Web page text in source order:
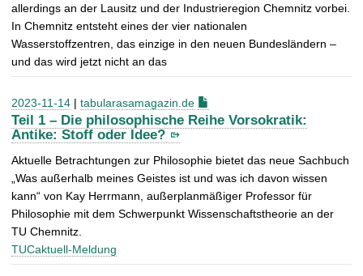
allerdings an der Lausitz und der Industrieregion Chemnitz vorbei.
In Chemnitz entsteht eines der vier nationalen
Wasserstoffzentren, das einzige in den neuen Bundesländern –
und das wird jetzt nicht an das
2023-11-14 | tabularasamagazin.de
Teil 1 – Die philosophische Reihe Vorsokratik:
Antike: Stoff oder Idee?
Aktuelle Betrachtungen zur Philosophie bietet das neue Sachbuch
„Was außerhalb meines Geistes ist und was ich davon wissen
kann“ von Kay Herrmann, außerplanmäßiger Professor für
Philosophie mit dem Schwerpunkt Wissenschaftstheorie an der
TU Chemnitz.
TUCaktuell-Meldung